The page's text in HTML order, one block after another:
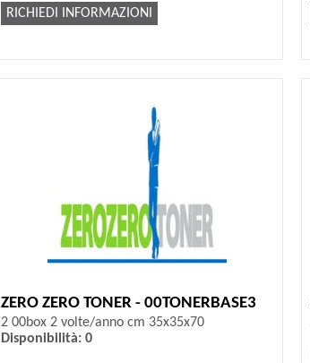
RICHIEDI INFORMAZIONI
ZERO ZERO TONER - 00TONERBASE3
2 00box 2 volte/anno cm 35x35x70
Disponibilità: 0